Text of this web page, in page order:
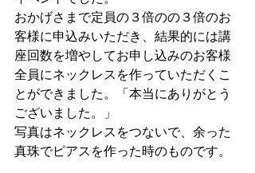
おかげさまで定員の３倍のの３倍のお
客様に申込みいただき、結果的には講
座回数を増やしてお申し込みのお客様
全員にネックレスを作っていただくこ
とができました。「本当にありがとう
ございました。」
写真はネックレスをつないで、余った
真珠でピアスを作った時のものです。